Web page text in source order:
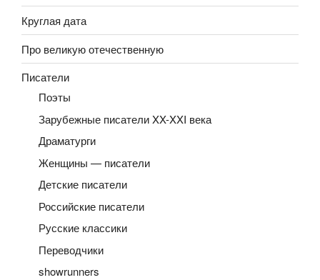
Круглая дата
Про великую отечественную
Писатели
Поэты
Зарубежные писатели XX-XXI века
Драматурги
Женщины — писатели
Детские писатели
Российские писатели
Русские классики
Переводчики
showrunners